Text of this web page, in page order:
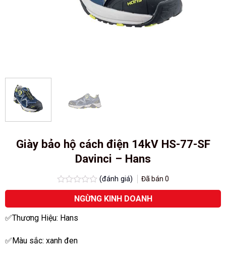
Giày bảo hộ cách điện 14kV HS-77-SF
Davinci – Hans
Được
hạng
0.0
5
(đánh giá) Đã bán0
NGỪNG KINH DOANH
✅Thương Hiệu: Hans
✅Màu sắc: xanh đen